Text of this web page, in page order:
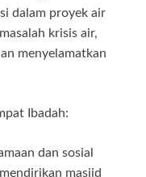
dalam proyek air
krisis air,
menyelamatkan
Ibadah:
dan sosial
masjid